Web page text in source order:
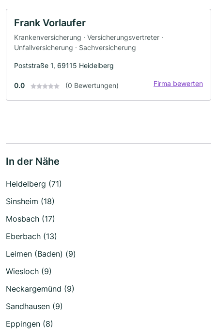
Frank Vorlaufer
Krankenversicherung · Versicherungsvertreter ·
Unfallversicherung · Sachversicherung
Poststraße 1, 69115 Heidelberg
0.0 (0 Bewertungen) Firma bewerten
In der Nähe
Heidelberg (71)
Sinsheim (18)
Mosbach (17)
Eberbach (13)
Leimen (Baden) (9)
Wiesloch (9)
Neckargemünd (9)
Sandhausen (9)
Eppingen (8)